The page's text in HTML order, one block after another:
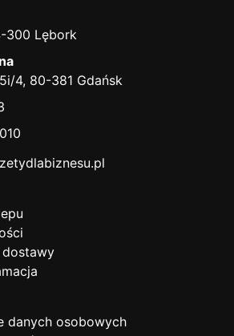
300 Lębork
4, 80-381 Gdańsk
danych osobowych